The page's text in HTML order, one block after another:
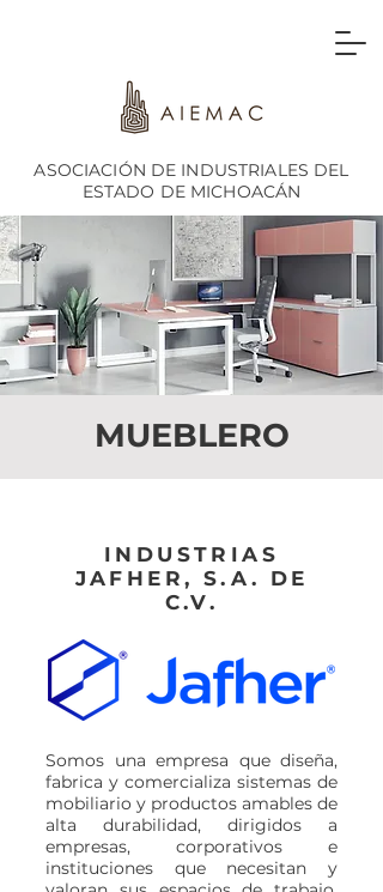
ASOCIACIÓN DE INDUSTRIALES DEL
ESTADO DE MICHOACÁN
MUEBLERO
INDUSTRIAS
JAFHER, S.A. DE
C.V.
Somos una empresa que diseña,
fabrica y comercializa sistemas de
mobiliario y productos amables de
alta durabilidad, dirigidos a
empresas, corporativos e
instituciones que necesitan y